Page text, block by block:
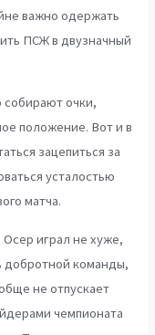
важно одержать
ПСЖ в двузначный
очки,
положение. Вот и в
зацепиться за
усталостью
матча.
Осер играл не хуже,
добротной команды,
не отпускает
чемпионата